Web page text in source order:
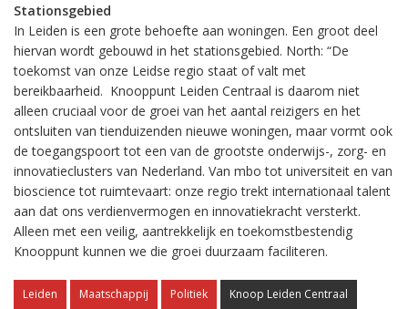
Stationsgebied
In Leiden is een grote behoefte aan woningen. Een groot deel
hiervan wordt gebouwd in het stationsgebied. North: “De
toekomst van onze Leidse regio staat of valt met
bereikbaarheid. Knooppunt Leiden Centraal is daarom niet
alleen cruciaal voor de groei van het aantal reizigers en het
ontsluiten van tienduizenden nieuwe woningen, maar vormt ook
de toegangspoort tot een van de grootste onderwijs-, zorg- en
innovatieclusters van Nederland. Van mbo tot universiteit en van
bioscience tot ruimtevaart: onze regio trekt internationaal talent
aan dat ons verdienvermogen en innovatiekracht versterkt.
Alleen met een veilig, aantrekkelijk en toekomstbestendig
Knooppunt kunnen we die groei duurzaam faciliteren.
Leiden Maatschappij Politiek
Knoop Leiden Centraal